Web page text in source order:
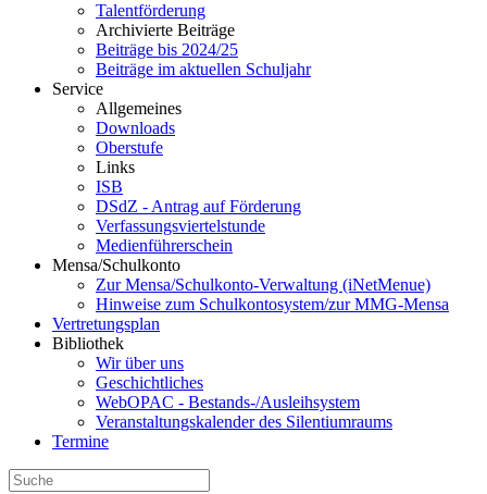
Talentförderung
Archivierte Beiträge
Beiträge bis 2024/25
Beiträge im aktuellen Schuljahr
Service
Allgemeines
Downloads
Oberstufe
Links
ISB
DSdZ - Antrag auf Förderung
Verfassungsviertelstunde
Medienführerschein
Mensa/Schulkonto
Zur Mensa/Schulkonto-Verwaltung (iNetMenue)
Hinweise zum Schulkontosystem/zur MMG-Mensa
Vertretungsplan
Bibliothek
Wir über uns
Geschichtliches
WebOPAC - Bestands-/Ausleihsystem
Veranstaltungskalender des Silentiumraums
Termine